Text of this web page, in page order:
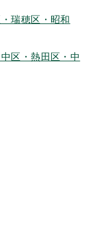
瑞穂区・昭和
区・熱田区・中